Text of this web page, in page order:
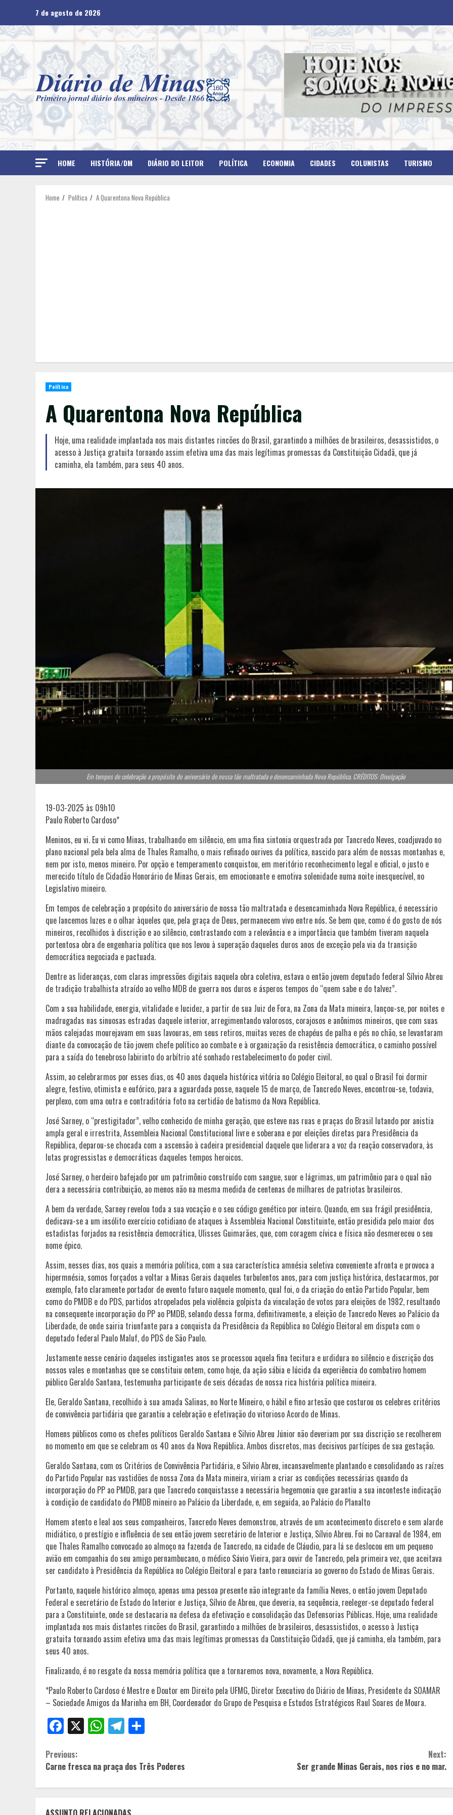
content
7 de agosto de 2026
HOME HISTÓRIA/DM DIÁRIO DO LEITOR POLÍTICA ECONOMIA CIDADES COLUNISTAS TURISMO
Home Política A Quarentona Nova República
Política
A Quarentona Nova República
Hoje, uma realidade implantada nos mais distantes rincões do Brasil, garantindo a milhões de brasileiros, desassistidos, o
acesso à Justiça gratuita tornando assim efetiva uma das mais legítimas promessas da Constituição Cidadã, que já
caminha, ela também, para seus 40 anos.
Em tempos de celebração a propósito do aniversário de nossa tão maltratada e desencaminhada Nova República. CRÉDITOS: Divulgação
19-03-2025 às 09h10
Paulo Roberto Cardoso*
Meninos, eu vi. Eu vi como Minas, trabalhando em silêncio, em uma fina sintonia orquestrada por Tancredo Neves, coadjuvado no
plano nacional pela bela alma de Thales Ramalho, o mais refinado ourives da política, nascido para além de nossas montanhas e,
nem por isto, menos mineiro. Por opção e temperamento conquistou, em meritório reconhecimento legal e oficial, o justo e
merecido título de Cidadão Honorário de Minas Gerais, em emocionante e emotiva solenidade numa noite inesquecível, no
Legislativo mineiro.
Em tempos de celebração a propósito do aniversário de nossa tão maltratada e desencaminhada Nova República, é necessário
que lancemos luzes e o olhar àqueles que, pela graça de Deus, permanecem vivo entre nós. Se bem que, como é do gosto de nós
mineiros, recolhidos à discrição e ao silêncio, contrastando com a relevância e a importância que também tiveram naquela
portentosa obra de engenharia política que nos levou à superação daqueles duros anos de exceção pela via da transição
democrática negociada e pactuada.
Dentre as lideranças, com claras impressões digitais naquela obra coletiva, estava o então jovem deputado federal Sílvio Abreu
de tradição trabalhista atraído ao velho MDB de guerra nos duros e ásperos tempos do “quem sabe e do talvez”.
Com a sua habilidade, energia, vitalidade e lucidez, a partir de sua Juiz de Fora, na Zona da Mata mineira, lançou-se, por noites e
madrugadas nas sinuosas estradas daquele interior, arregimentando valorosos, corajosos e anônimos mineiros, que com suas
mãos calejadas mourejavam em suas lavouras, em seus retiros, muitas vezes de chapéus de palha e pés no chão, se levantaram
diante da convocação de tão jovem chefe político ao combate e à organização da resistência democrática, o caminho possível
para a saída do tenebroso labirinto do arbítrio até sonhado restabelecimento do poder civil.
Assim, ao celebrarmos por esses dias, os 40 anos daquela histórica vitória no Colégio Eleitoral, no qual o Brasil foi dormir
alegre, festivo, otimista e eufórico, para a aguardada posse, naquele 15 de março, de Tancredo Neves, encontrou-se, todavia,
perplexo, com uma outra e contraditória foto na certidão de batismo da Nova República.
José Sarney, o “prestigitador”, velho conhecido de minha geração, que esteve nas ruas e praças do Brasil lutando por anistia
ampla geral e irrestrita, Assembleia Nacional Constitucional livre e soberana e por eleições diretas para Presidência da
República, deparou-se chocada com a ascensão à cadeira presidencial daquele que liderara a voz da reação conservadora, às
lutas progressistas e democráticas daqueles tempos heroicos.
José Sarney, o herdeiro bafejado por um patrimônio construído com sangue, suor e lágrimas, um patrimônio para o qual não
dera a necessária contribuição, ao menos não na mesma medida de centenas de milhares de patriotas brasileiros.
A bem da verdade, Sarney revelou toda a sua vocação e o seu código genético por inteiro. Quando, em sua frágil presidência,
dedicava-se a um insólito exercício cotidiano de ataques à Assembleia Nacional Constituinte, então presidida pelo maior dos
estadistas forjados na resistência democrática, Ulisses Guimarães, que, com coragem cívica e física não desmereceu o seu
nome épico.
Assim, nesses dias, nos quais a memória política, com a sua característica amnésia seletiva conveniente afronta e provoca a
hipermnésia, somos forçados a voltar a Minas Gerais daqueles turbulentos anos, para com justiça histórica, destacarmos, por
exemplo, fato claramente portador de evento futuro naquele momento, qual foi, o da criação do então Partido Popular, bem
como do PMDB e do PDS, partidos atropelados pela violência golpista da vinculação de votos para eleições de 1982, resultando
na consequente incorporação do PP ao PMDB, selando dessa forma, definitivamente, a eleição de Tancredo Neves ao Palácio da
Liberdade, de onde sairia triunfante para a conquista da Presidência da República no Colégio Eleitoral em disputa com o
deputado federal Paulo Maluf, do PDS de São Paulo.
Justamente nesse cenário daqueles instigantes anos se processou aquela fina tecitura e urdidura no silêncio e discrição dos
nossos vales e montanhas que se constituiu ontem, como hoje, da ação sábia e lúcida da experiência do combativo homem
público Geraldo Santana, testemunha participante de seis décadas de nossa rica história política mineira.
Ele, Geraldo Santana, recolhido à sua amada Salinas, no Norte Mineiro, o hábil e fino artesão que costurou os celebres critérios
de convivência partidária que garantiu a celebração e efetivação do vitorioso Acordo de Minas.
Homens públicos como os chefes políticos Geraldo Santana e Silvio Abreu Júnior não deveriam por sua discrição se recolherem
no momento em que se celebram os 40 anos da Nova República. Ambos discretos, mas decisivos partícipes de sua gestação.
Geraldo Santana, com os Critérios de Convivência Partidária, e Silvio Abreu, incansavelmente plantando e consolidando as raízes
do Partido Popular nas vastidões de nossa Zona da Mata mineira, viriam a criar as condições necessárias quando da
incorporação do PP ao PMDB, para que Tancredo conquistasse a necessária hegemonia que garantiu a sua inconteste indicação
à condição de candidato do PMDB mineiro ao Palácio da Liberdade, e, em seguida, ao Palácio do Planalto
Homem atento e leal aos seus companheiros, Tancredo Neves demonstrou, através de um acontecimento discreto e sem alarde
midiático, o prestígio e influência de seu então jovem secretário de Interior e Justiça, Sílvio Abreu. Foi no Carnaval de 1984, em
que Thales Ramalho convocado ao almoço na fazenda de Tancredo, na cidade de Cláudio, para lá se deslocou em um pequeno
avião em companhia do seu amigo pernambucano, o médico Sávio Vieira, para ouvir de Tancredo, pela primeira vez, que aceitava
ser candidato à Presidência da República no Colégio Eleitoral e para tanto renunciaria ao governo do Estado de Minas Gerais.
Portanto, naquele histórico almoço, apenas uma pessoa presente não integrante da família Neves, o então jovem Deputado
Federal e secretário de Estado do Interior e Justiça, Sílvio de Abreu, que deveria, na sequência, reeleger-se deputado federal
para a Constituinte, onde se destacaria na defesa da efetivação e consolidação das Defensorias Públicas. Hoje, uma realidade
implantada nos mais distantes rincões do Brasil, garantindo a milhões de brasileiros, desassistidos, o acesso à Justiça
gratuita tornando assim efetiva uma das mais legítimas promessas da Constituição Cidadã, que já caminha, ela também, para
seus 40 anos.
Finalizando, é no resgate da nossa memória política que a tornaremos nova, novamente, a Nova República.
*Paulo Roberto Cardoso é Mestre e Doutor em Direito pela UFMG, Diretor Executivo do Diário de Minas, Presidente da SOAMAR
– Sociedade Amigos da Marinha em BH, Coordenador do Grupo de Pesquisa e Estudos Estratégicos Raul Soares de Moura.
Facebook
X WhatsApp
Telegram
Continue
Reading
Previous:
Carne fresca na praça dos Três Poderes
Next:
Ser grande Minas Gerais, nos rios e no mar.